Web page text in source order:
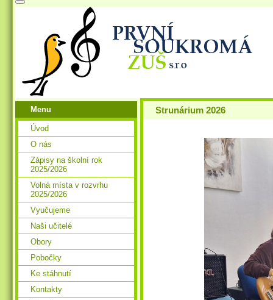
Strunárium 2026
Menu
Úvod
O nás
Zápisy na školní rok
2025/2026
Volná místa v rozvrhu
2025/2026
Vyučujeme
Naši učitelé
Obory
Pobočky
Ke stáhnutí
Kontakty